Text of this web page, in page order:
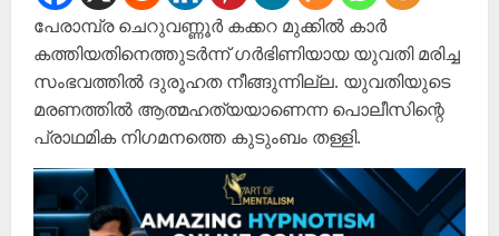
പേരാമ്പ്ര ചെറുവണ്ണൂർ കക്കറ മുക്കിൽ കാർ
കത്തിയതിനെത്തുടർന്ന് ഗർഭിണിയായ യുവതി മരിച്ച
സംഭവത്തിൽ ദുരൂഹത നീങ്ങുന്നില്ല. യുവതിയുടെ
മരണത്തിൽ ആത്മഹത്യയാണെന്ന പൊലീസിന്റെ
പ്രാഥമിക നിഗമനത്തെ കുടുംബം തള്ളി.